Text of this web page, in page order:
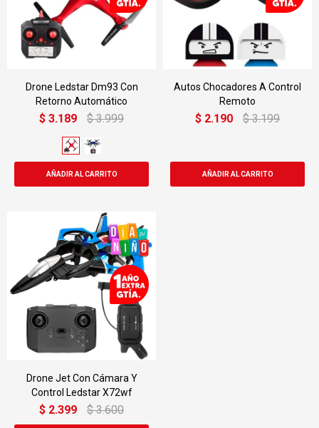
Drone Ledstar Dm93 Con
Retorno Automático
$ 3.189 $ 3.999
Autos Chocadores A Control
Remoto
$ 2.190 $ 3.199
Drone Jet Con Cámara Y
Control Ledstar X72wf
$ 2.399 $ 3.600